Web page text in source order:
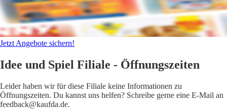
Jetzt Angebote sichern!
Idee und Spiel Filiale - Öffnungszeiten
Leider haben wir für diese Filiale keine Informationen zu
Öffnungszeiten. Du kannst uns helfen? Schreibe gerne eine E-Mail an
feedback@kaufda.de.